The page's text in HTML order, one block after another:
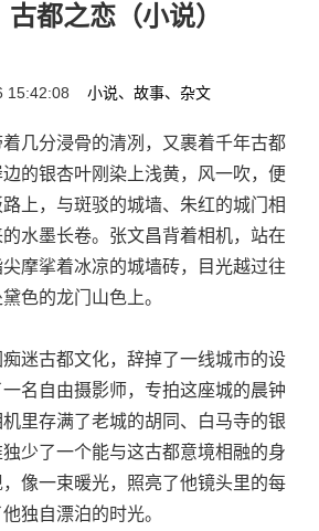
都之恋（小说）
15:42:08 小说、故事、杂文
分浸骨的清冽，又裹着千年古都
的银杏叶刚染上浅黄，风一吹，便
上，与斑驳的城墙、朱红的城门相
水墨长卷。张文昌背着相机，站在
摩挲着冰凉的城墙砖，目光越过往
色的龙门山色上。
古都文化，辞掉了一线城市的设
名自由摄影师，专拍这座城的晨钟
里存满了老城的胡同、白马寺的银
少了一个能与这古都意境相融的身
像一束暖光，照亮了他镜头里的每
独自漂泊的时光。